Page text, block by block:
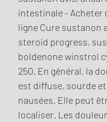
intestinale - Acheter
ligne Cure sustanon
steroid progress,
boldenone winstrol
250. En général, la
est diffuse, sourde
nausées. Elle peut
localiser. Les